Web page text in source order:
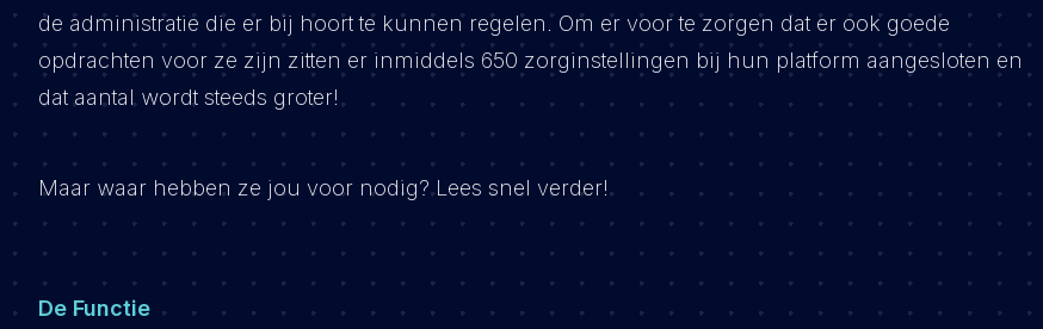
de administratie die er bij hoort te kunnen regelen. Om er voor te zorgen dat er ook goede
opdrachten voor ze zijn zitten er inmiddels 650 zorginstellingen bij hun platform aangesloten en
dat aantal wordt steeds groter!
Maar waar hebben ze jou voor nodig? Lees snel verder!
De Functie